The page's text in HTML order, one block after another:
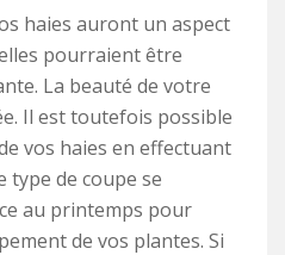
haies auront un aspect
pourraient être
La beauté de votre
Il est toutefois possible
vos haies en effectuant
type de coupe se
au printemps pour
de vos plantes. Si